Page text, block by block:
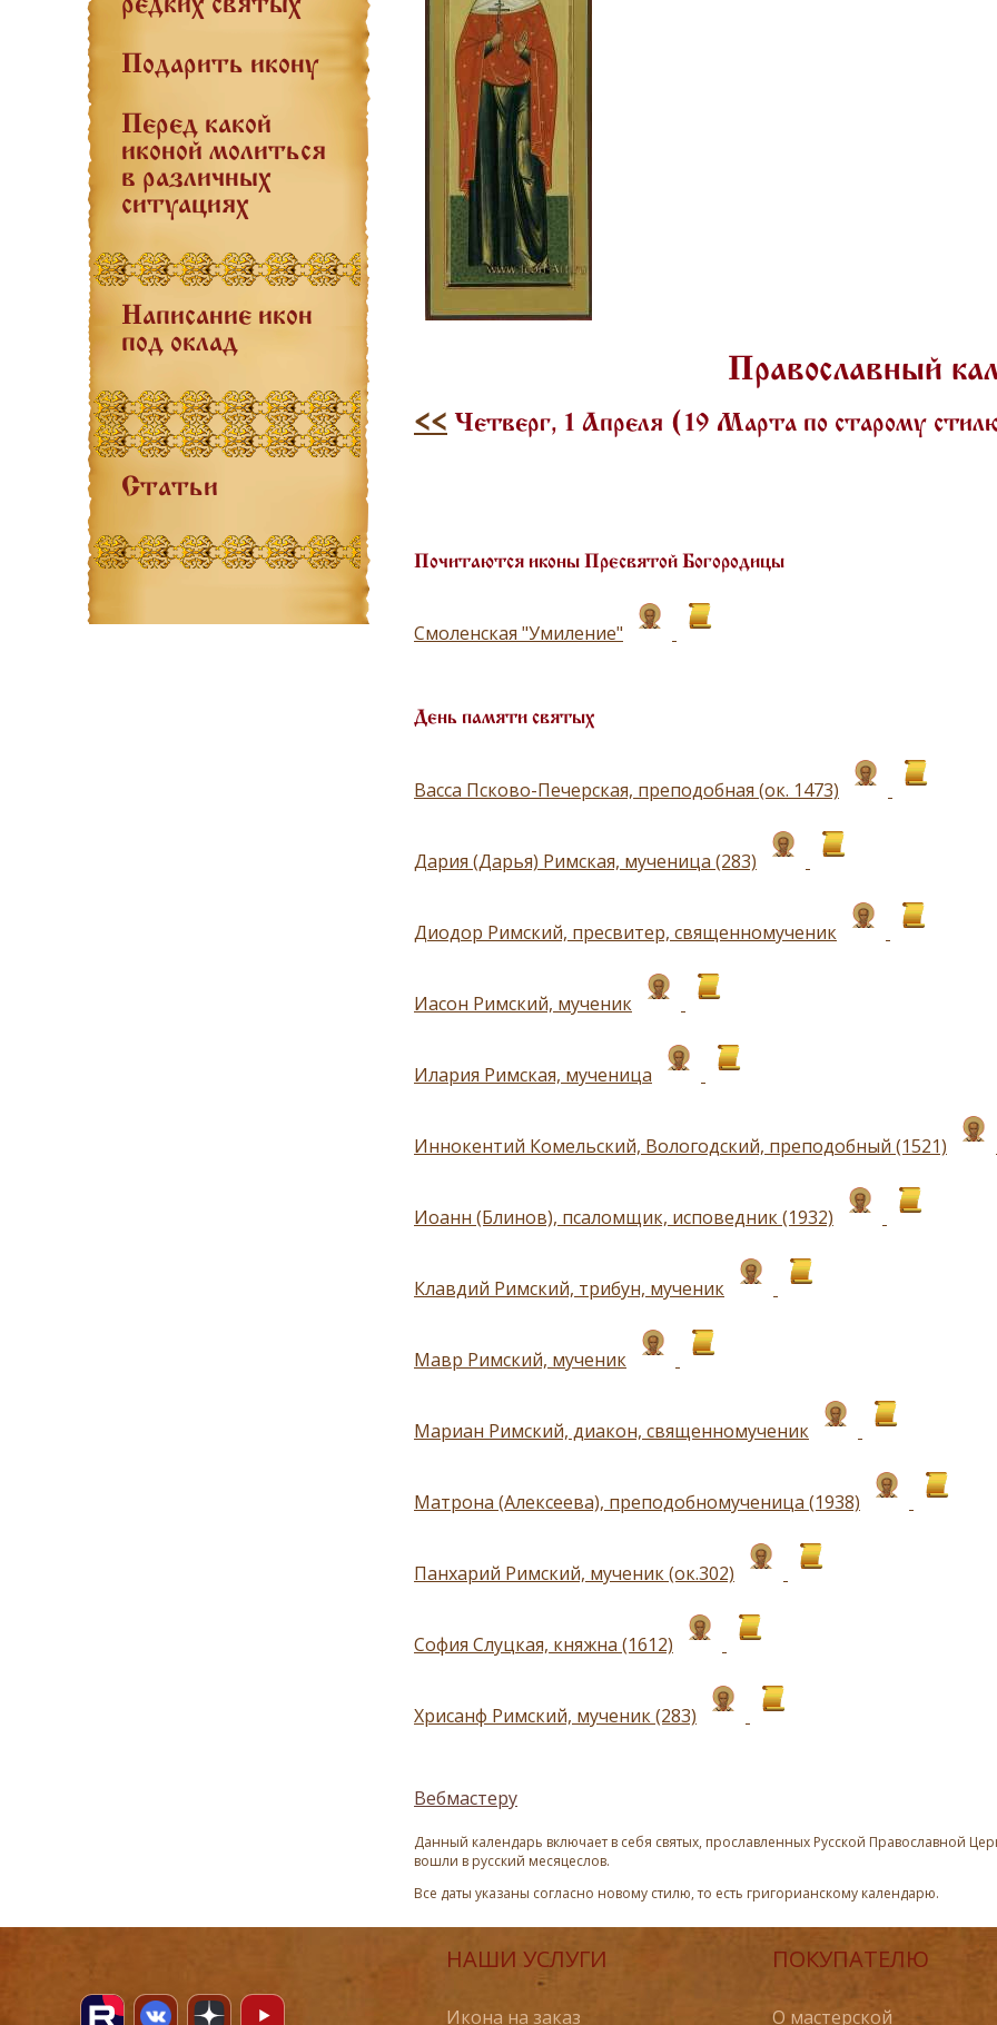
редких святых
Подарить икону
Перед какой
иконой молиться
в различных
ситуациях
Написание икон
под оклад
Статьи
Православный
<< Четверг, 1 Апреля (19 Марта по старому
Почитаются иконы Пресвятой Богородицы
Смоленская "Умиление"
День памяти святых
Васса Псково-Печерская, преподобная (ок. 1473)
Дария (Дарья) Римская, мученица (283)
Диодор Римский, пресвитер, священномученик
Иасон Римский, мученик
Илария Римская, мученица
Иннокентий Комельский, Вологодский, преподобный (1521)
Иоанн (Блинов), псаломщик, исповедник (1932)
Клавдий Римский, трибун, мученик
Мавр Римский, мученик
Мариан Римский, диакон, священномученик
Матрона (Алексеева), преподобномученица (1938)
Панхарий Римский, мученик (ок.302)
София Слуцкая, княжна (1612)
Хрисанф Римский, мученик (283)
Вебмастеру
Данный календарь включает в себя святых, прославленных Русской Православной
вошли в русский месяцеслов.
Все даты указаны согласно новому стилю, то есть григорианскому календарю.
НАШИ УСЛУГИ
Икона на заказ
ПОКУПАТЕЛЮ
О мастерской